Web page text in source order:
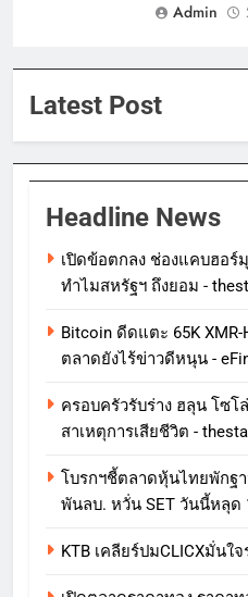
Admin
Latest Post
Headline News
เปิดข้อตกลง ช่องแคบฮอร์
ทำไมสหรัฐฯ ถึงยอม -
Bitcoin ดีดแตะ 65K
ตลาดยังไร้ข่าวดีหนุน -
ครอบครัวรับร่าง ฮลุน โซ
สาเหตุการเสียชีวิต -
โบรกฯชี้ตลาดหุ้นไทยพักฐ
พันลบ. หวั่น SET วันนี้หลุด
KTB เคลียร์ปมCLICXมั่นใ